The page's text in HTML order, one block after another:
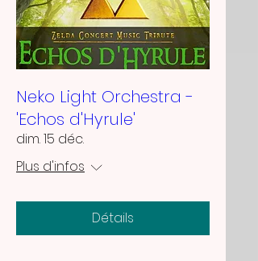
Neko Light Orchestra -
'Echos d'Hyrule'
dim. 15 déc.
Plus d'infos
Détails